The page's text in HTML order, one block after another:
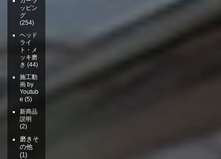
ッピン
グ
(254)
ヘッド
ライ
ト・メ
ッキ磨
き (44)
施工動
画 by
Youtub
e (5)
新商品
説明
(2)
磨きそ
の他
(1)